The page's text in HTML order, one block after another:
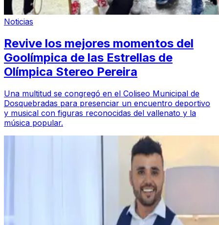
Noticias
Revive los mejores momentos del
Goolímpica de las Estrellas de
Olímpica Stereo Pereira
Una multitud se congregó en el Coliseo Municipal de
Dosquebradas para presenciar un encuentro deportivo
y musical con figuras reconocidas del vallenato y la
música popular.